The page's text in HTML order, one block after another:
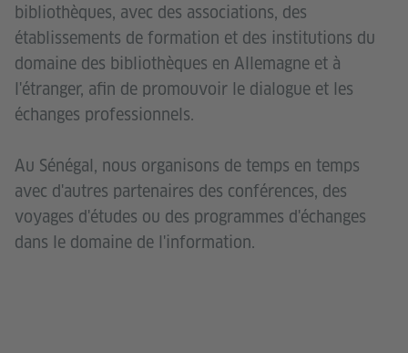
bibliothèques, avec des associations, des
établissements de formation et des institutions du
domaine des bibliothèques en Allemagne et à
l'étranger, afin de promouvoir le dialogue et les
échanges professionnels.
Au Sénégal, nous organisons de temps en temps
avec d'autres partenaires des conférences, des
voyages d'études ou des programmes d'échanges
dans le domaine de l'information.